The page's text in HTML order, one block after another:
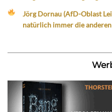
Jörg Dornau (AfD-Oblast
natürlich immer die anderen